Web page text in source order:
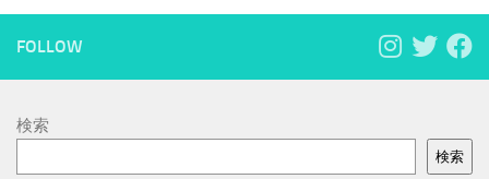
FOLLOW
検索
検索